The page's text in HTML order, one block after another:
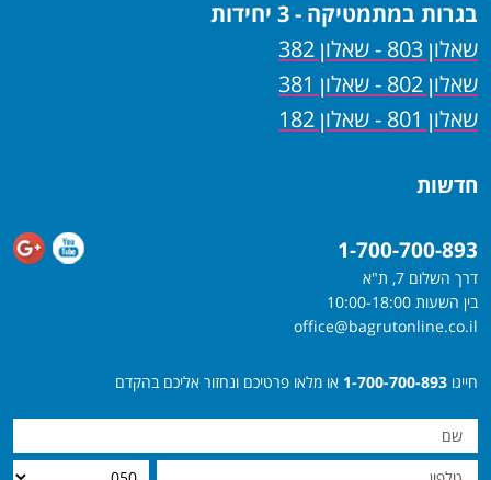
בגרות במתמטיקה - 3 יחידות
שאלון 803 - שאלון 382
שאלון 802 - שאלון 381
שאלון 801 - שאלון 182
חדשות
1-700-700-893
דרך השלום 7, ת"א
בין השעות 10:00-18:00
office@bagrutonline.co.il
חייגו 1-700-700-893 או מלאו פרטיכם ונחזור אליכם בהקדם